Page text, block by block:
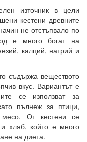
източник в цели
кестени древните
не отстъпвало по
е много богат на
калций, натрий и
съдържа веществото
вкус. Вариантът е
се използват за
пълнеж за птици,
От кестени се
хляб, който е много
на диета.